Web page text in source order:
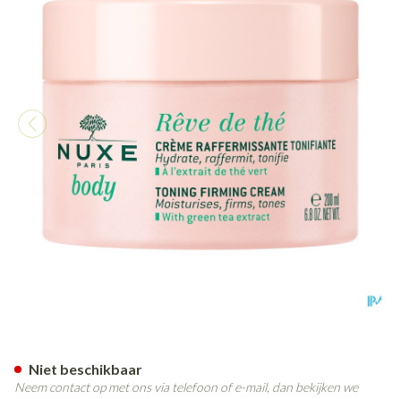
Niet beschikbaar
Neem contact op met ons via telefoon of e-mail, dan bekijken we